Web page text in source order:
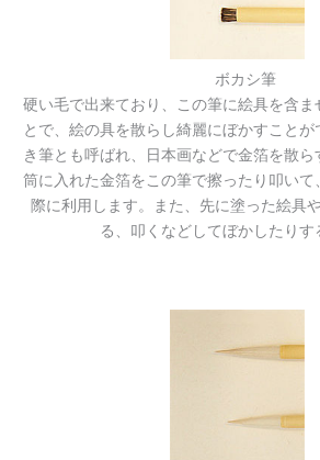
ボカシ筆
硬い毛で出来ており、この筆に絵具を含ま
とで、絵の具を散らし綺麗にぼかすこと
き筆とも呼ばれ、日本画などで金箔を散
筒に入れた金箔をこの筆で擦ったり叩い
際に利用します。また、先に塗った絵具
る、叩くなどしてぼかしたりす